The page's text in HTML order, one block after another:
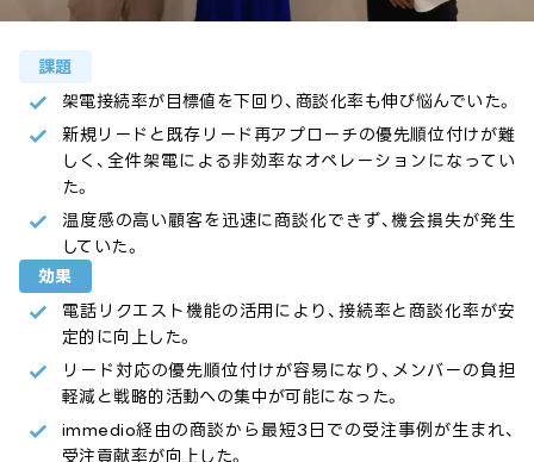
課題
架電接続率が目標値を下回り、商談化率も伸び悩んでいた。
新規リードと既存リード再アプローチの優先順位付けが難
しく、全件架電による非効率なオペレーションになってい
た。
温度感の高い顧客を迅速に商談化できず、機会損失が発生
していた。
効果
電話リクエスト機能の活用により、接続率と商談化率が安
定的に向上した。
リード対応の優先順位付けが容易になり、メンバーの負担
軽減と戦略的活動への集中が可能になった。
immedio経由の商談から最短3日での受注事例が生まれ、
受注貢献率が向上した。